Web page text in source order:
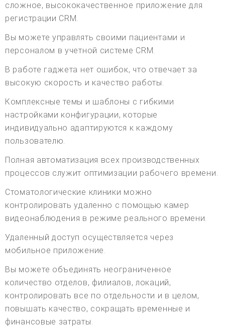
сложное, высококачественное приложение для
регистрации CRM.
Вы можете управлять своими пациентами и
персоналом в учетной системе CRM.
В работе гаджета нет ошибок, что отвечает за
высокую скорость и качество работы.
Комплексные темы и шаблоны с гибкими
настройками конфигурации, которые
индивидуально адаптируются к каждому
пользователю.
Полная автоматизация всех производственных
процессов служит оптимизации рабочего времени.
Стоматологические клиники можно
контролировать удаленно с помощью камер
видеонаблюдения в режиме реального времени.
Удаленный доступ осуществляется через
мобильное приложение.
Вы можете объединять неограниченное
количество отделов, филиалов, локаций,
контролировать все по отдельности и в целом,
повышать качество, сокращать временные и
финансовые затраты.